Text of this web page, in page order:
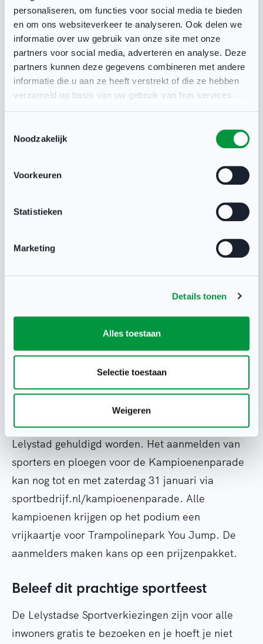
personaliseren, om functies voor social media te bieden
en om ons websiteverkeer te analyseren. Ook delen we
informatie over uw gebruik van onze site met onze
partners voor social media, adverteren en analyse. Deze
partners kunnen deze gegevens combineren met andere
informatie die u aan ze heeft verstrekt of die ze hebben
verzameld op basis van uw gebruik van hun services.
Noodzakelijk
Voorkeuren
Statistieken
Marketing
Details tonen
Alles toestaan
Selectie toestaan
Weigeren
van het jaar. Deze prijs gaat sowieso naar iemand
die graag hardloopt. Genomineerden Ria van
Weezep, Marleen Vos (ook zwemmen en
triathlon) en Theo Speerstra (ook fitness) dragen
allemaal deze sport een warm hart toe en
presteren daarbij ook nog op een indrukwekkend
De Lelystadse Sportverkiezingen 2025 zijn op
zondag 15 februari vanaf 14.30 uur in het AGORA
Theater in Lelystad. Naast de uitreikingen van de
diverse titels worden er sportvrijwilligers in het
zonnetje gezet. Ook zijn er diverse spectaculaire
optredens. Zo geniet het publiek die middag van
een dansoptreden van Tough Kiddos van DD
televisieprogramma Holland’s Got Talent.
Kampioenenparade
Tijdens de Lelystadse Sportverkiezingen 2025 is
er ook nog een Kampioenenparade waarin alle
jeugdkampioenen (tot en met 17 jaar) van
Lelystad gehuldigd worden. Het aanmelden van
sporters en ploegen voor de Kampioenenparade
kan nog tot en met zaterdag 31 januari via
sportbedrijf.nl/kampioenenparade. Alle
kampioenen krijgen op het podium een
vrijkaartje voor Trampolinepark You Jump. De
aanmelders maken kans op een prijzenpakket.
Beleef dit prachtige sportfeest
De Lelystadse Sportverkiezingen zijn voor alle
inwoners gratis te bezoeken en je hoeft je niet